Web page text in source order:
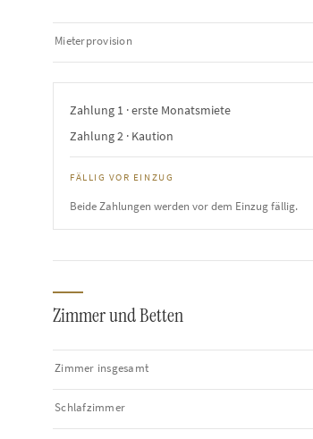
Mieterprovision
Zahlung 1 · erste Monatsmiete
Zahlung 2 · Kaution
FÄLLIG VOR EINZUG
Beide Zahlungen werden vor dem Einzug fällig.
Zimmer und Betten
Zimmer insgesamt
Schlafzimmer